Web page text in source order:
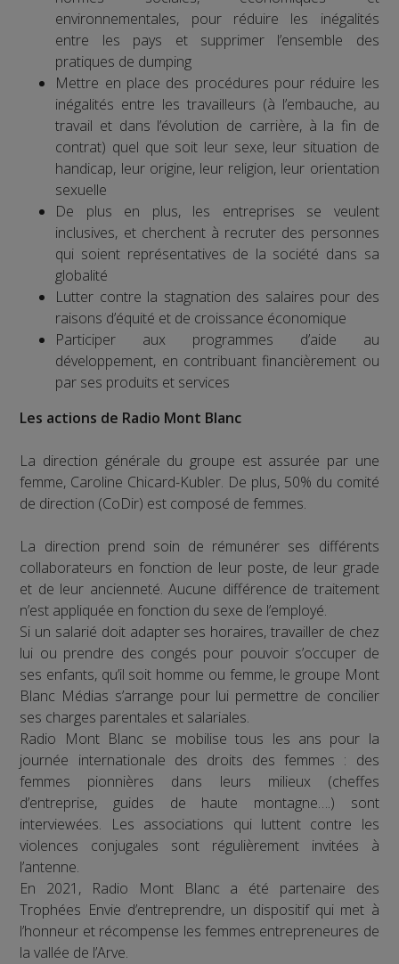
environnementales, pour réduire les inégalités
entre les pays et supprimer l’ensemble des
pratiques de dumping
Mettre en place des procédures pour réduire les
inégalités entre les travailleurs (à l’embauche, au
travail et dans l’évolution de carrière, à la fin de
contrat) quel que soit leur sexe, leur situation de
handicap, leur origine, leur religion, leur orientation
sexuelle
De plus en plus, les entreprises se veulent
inclusives, et cherchent à recruter des personnes
qui soient représentatives de la société dans sa
globalité
Lutter contre la stagnation des salaires pour des
raisons d’équité et de croissance économique
Participer aux programmes d’aide au
développement, en contribuant financièrement ou
par ses produits et services
Les actions de Radio Mont Blanc
La direction générale du groupe est assurée par une
femme, Caroline Chicard-Kubler. De plus, 50% du comité
de direction (CoDir) est composé de femmes.
La direction prend soin de rémunérer ses différents
collaborateurs en fonction de leur poste, de leur grade
et de leur ancienneté. Aucune différence de traitement
n’est appliquée en fonction du sexe de l’employé.
Si un salarié doit adapter ses horaires, travailler de chez
lui ou prendre des congés pour pouvoir s’occuper de
ses enfants, qu’il soit homme ou femme, le groupe Mont
Blanc Médias s’arrange pour lui permettre de concilier
ses charges parentales et salariales.
Radio Mont Blanc se mobilise tous les ans pour la
journée internationale des droits des femmes : des
femmes pionnières dans leurs milieux (cheffes
d’entreprise, guides de haute montagne….) sont
interviewées. Les associations qui luttent contre les
violences conjugales sont régulièrement invitées à
l’antenne.
En 2021, Radio Mont Blanc a été partenaire des
Trophées Envie d’entreprendre, un dispositif qui met à
l’honneur et récompense les femmes entrepreneures de
la vallée de l’Arve.